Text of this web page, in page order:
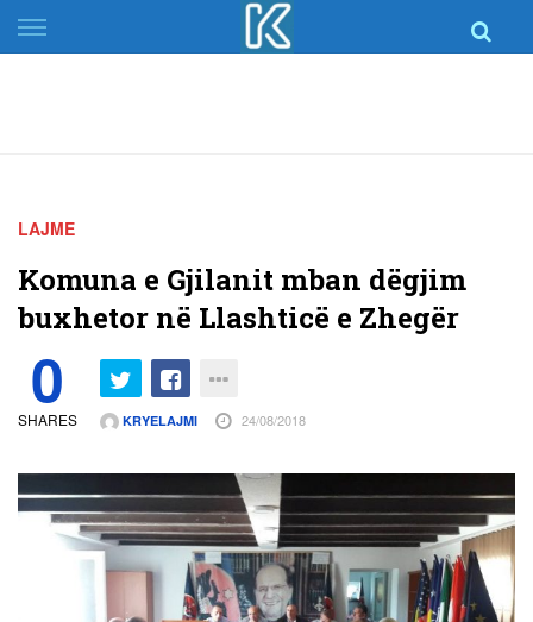
Skip
to
LAJME
Komuna e Gjilanit mban dëgjim
buxhetor në Llashticë e Zhegër
0
SHARES KRYELAJMI 24/08/2018